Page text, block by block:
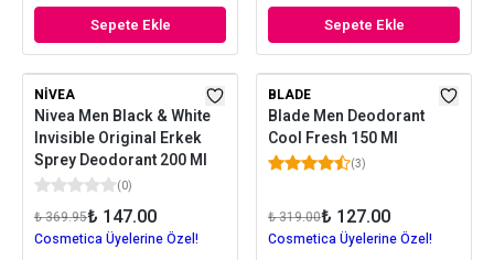
Sepete Ekle Sepete Ekle
NIVEA
Nivea Men Black & White
Invisible Original Erkek
Sprey Deodorant 200 Ml
(0)
₺ 369.95₺ 147.00
Cosmetica Üyelerine Özel!
BLADE
Blade Men Deodorant
Cool Fresh 150 Ml
(3)
₺ 319.00₺ 127.00
Cosmetica Üyelerine Özel!